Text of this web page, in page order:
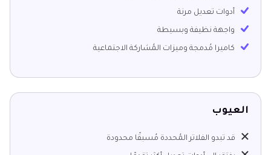
أدوات تعديل مرنة
واجهة نظيفة وبسيطة
كاميرا مُدمجة وميزات المُشاركة الاجتماعية
العيوب
قد تبدو الفلاتر المُحددة مُسبقًا محدودة